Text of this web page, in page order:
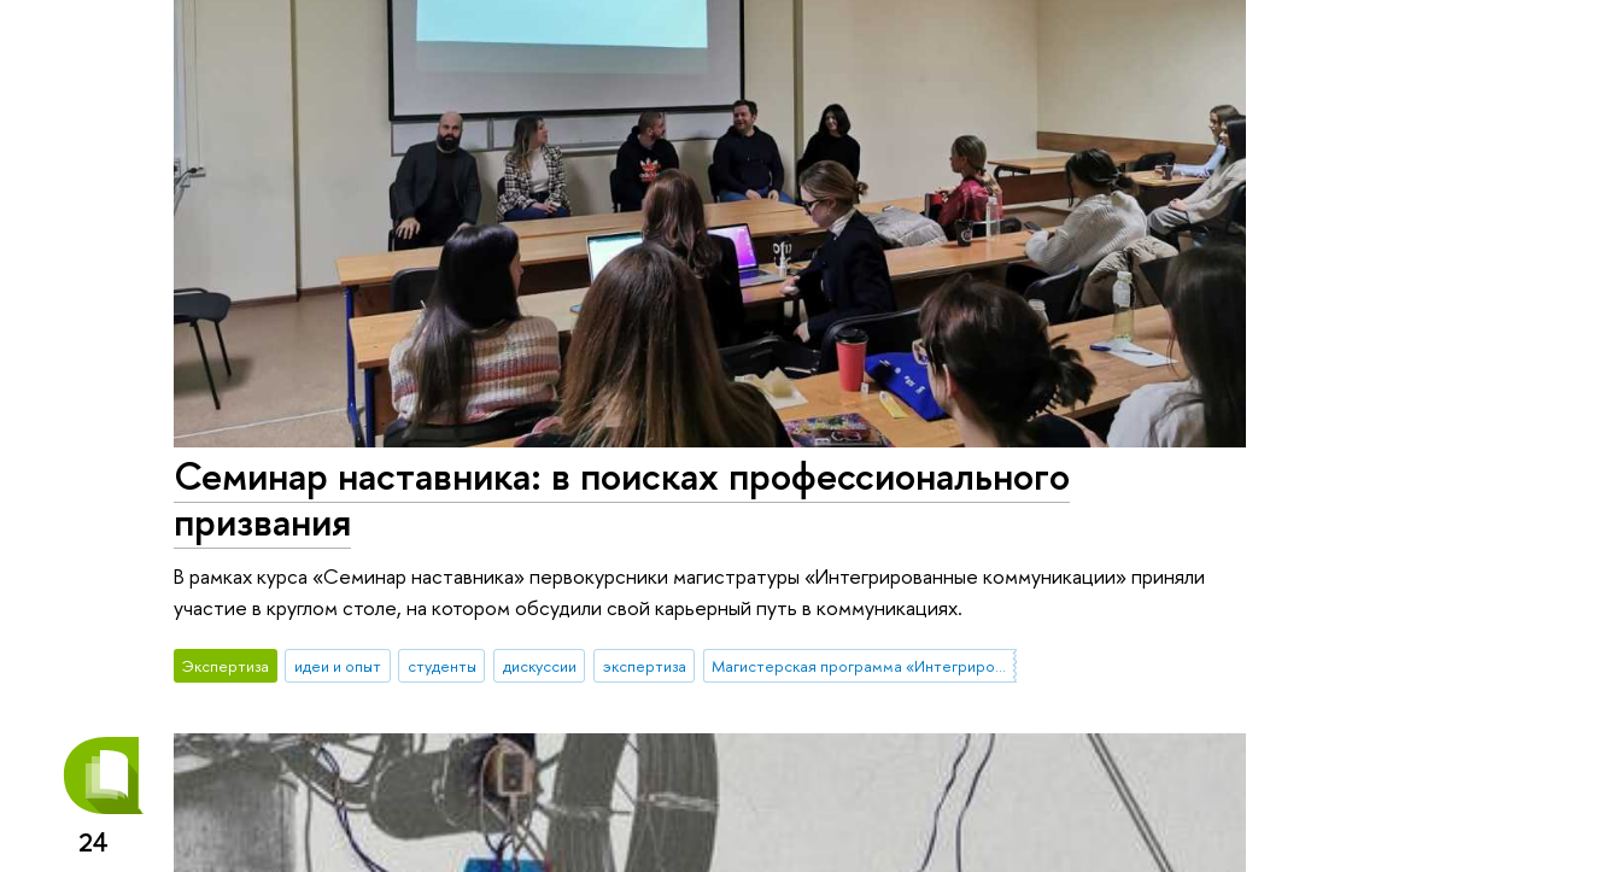
Семинар наставника: в поисках профессионального
призвания
В рамках курса «Семинар наставника» первокурсники магистратуры «Интегрированные коммуникации» приняли
участие в круглом столе, на котором обсудили свой карьерный путь в коммуникациях.
Экспертиза идеи и опыт студенты дискуссии экспертиза Магистерская программа «Интегрированные коммуникации»
24